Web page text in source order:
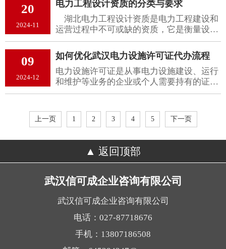
的前提。建筑设计资质涉及多个方面，包括
企业的技术能力、管理水平和项目经验等。
这些因素共同决定了企业能否在复杂多变的
市场环境中立足。
20
2024-11
电力工程设计资质的分类与要求
湖北电力工程设计资质是电力工程建设和
运营过程中不可或缺的资质，它是衡量设计
单位技术水平和能力的标志，也是工程项目
能否顺利进行的重要前提。电力工程设计资
质的分类主要根据设计的领域、规模和技术
难度来划分。不同类型的资质适应不同规模
和复杂程度的电力工程项目。电力工程设计
资质的申请和管理，受到国家相关法规和行
应的资质，才能承担相应的电力工程设计任
务。
09
2024-12
如何优化武汉电力设施许可证代办流程
电力设施许可证是从事电力设施建设、运行
和维护等业务的企业或个人需要持有的证
件。然而，办理这一证件的过程往往繁琐复
更好地理解和优化电力设施许可证的代办流
程，本文将详细介绍一些实用的方法和步
上一页 1 2 3 4 5 下一页
返回顶部
武汉信可成企业咨询有限公司
武汉信可成企业咨询有限公司
电话：027-87718676
手机：13807186508